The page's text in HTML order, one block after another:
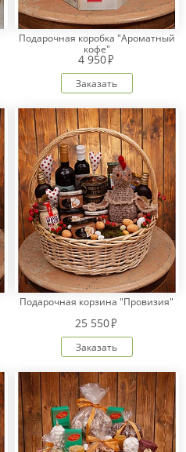
Подарочная коробка "Ароматный
кофе"
4 950
Заказать
Подарочная корзина "Провизия"
25 550
Заказать